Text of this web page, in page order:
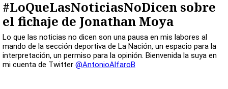
#LoQueLasNoticiasNoDicen sobre
el fichaje de Jonathan Moya
Lo que las noticias no dicen son una pausa en mis labores al
mando de la sección deportiva de La Nación, un espacio para la
interpretación, un permiso para la opinión. Bienvenida la suya en
mi cuenta de Twitter @AntonioAlfaroB